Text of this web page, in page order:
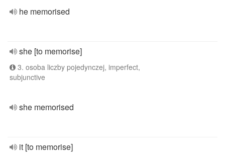
he memorised
she [to memorise]
3. osoba liczby pojedynczej, imperfect,
subjunctive
she memorised
it [to memorise]